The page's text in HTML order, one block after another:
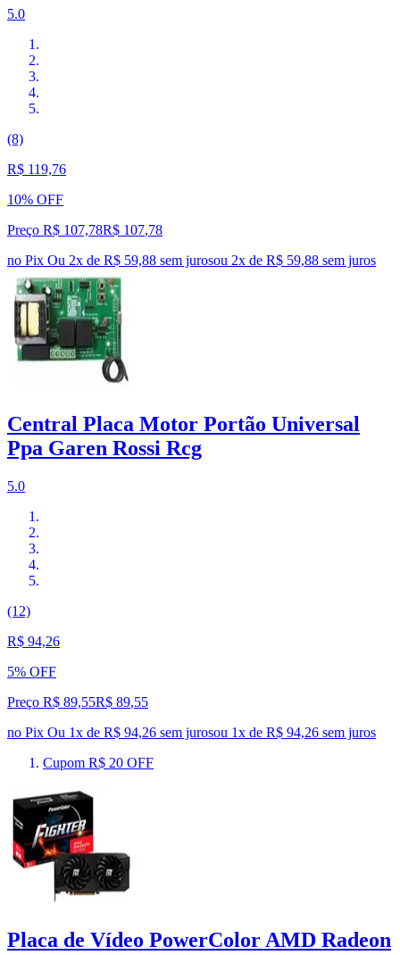
5.0
(8)
R$ 119,76
10% OFF
Preço R$ 107,78R$ 107,78
no Pix Ou 2x de R$ 59,88 sem jurosou 2x de R$ 59,88 sem juros
Central Placa Motor Portão Universal
Ppa Garen Rossi Rcg
5.0
(12)
R$ 94,26
5% OFF
Preço R$ 89,55R$ 89,55
no Pix Ou 1x de R$ 94,26 sem jurosou 1x de R$ 94,26 sem juros
Cupom R$ 20 OFF
Placa de Vídeo PowerColor AMD Radeon